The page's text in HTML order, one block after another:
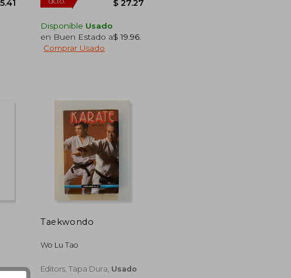
$ 46.19
$ 25.41
45%
dcto.
Disponible Usado
en Buen Estado a$ 19.96
Comprar Usado
Taekwondo
Wo Lu Tao
Editors, Tapa Dura, Usado